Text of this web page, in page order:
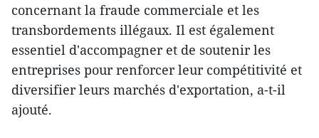
concernant la fraude commerciale et les
transbordements illégaux. Il est également
essentiel d'accompagner et de soutenir les
entreprises pour renforcer leur compétitivité et
diversifier leurs marchés d'exportation, a-t-il
ajouté.